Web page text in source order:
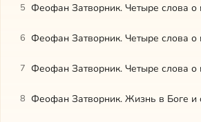
5 Феофан Затворник. Четыре слова о
6 Феофан Затворник. Четыре слова о
7 Феофан Затворник. Четыре слова о
8 Феофан Затворник. Жизнь в Боге и